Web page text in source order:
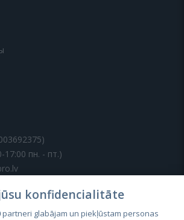
17:00 пн. - пт.)
konfidencialitāte
partneri glabājam un piekļūstam personas